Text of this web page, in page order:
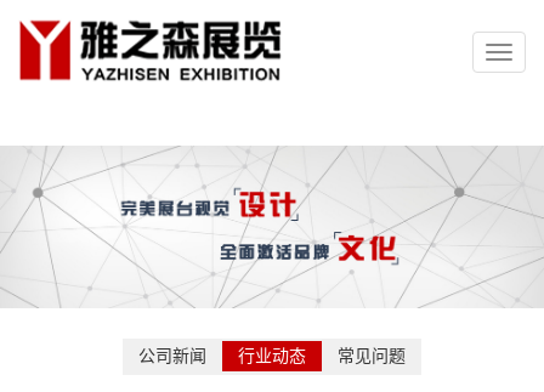
Toggle
公司新闻 行业动态 常见问题